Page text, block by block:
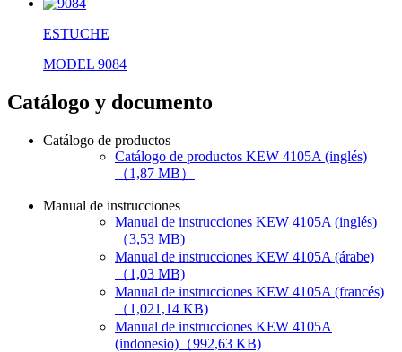
ESTUCHE
MODEL 9084
Catálogo y documento
Catálogo de productos
Catálogo de productos KEW 4105A (inglés)
（1,87 MB）
Manual de instrucciones
Manual de instrucciones KEW 4105A (inglés)
（3,53 MB)
Manual de instrucciones KEW 4105A (árabe)
（1,03 MB)
Manual de instrucciones KEW 4105A (francés)
（1,021,14 KB)
Manual de instrucciones KEW 4105A
(indonesio)（992,63 KB)